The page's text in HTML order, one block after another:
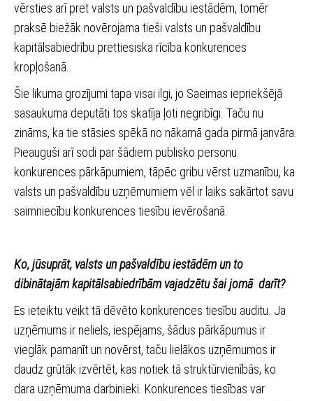
vērsties arī pret valsts un pašvaldību iestādēm, tomēr
praksē biežāk novērojama tieši valsts un pašvaldību
kapitālsabiedrību prettiesiska rīcība konkurences
kropļošanā.
Šie likuma grozījumi tapa visai ilgi, jo Saeimas iepriekšējā
sasaukuma deputāti tos skatīja ļoti negribīgi. Taču nu
zināms, ka tie stāsies spēkā no nākamā gada pirmā janvāra.
Pieauguši arī sodi par šādiem publisko personu
konkurences pārkāpumiem, tāpēc gribu vērst uzmanību, ka
valsts un pašvaldību uzņēmumiem vēl ir laiks sakārtot savu
saimniecību konkurences tiesību ievērošanā.
Ko, jūsuprāt, valsts un pašvaldību iestādēm un to
dibinātajām kapitālsabiedrībām vajadzētu šai jomā darīt?
Es ieteiktu veikt tā dēvēto konkurences tiesību auditu. Ja
uzņēmums ir neliels, iespējams, šādus pārkāpumus ir
vieglāk pamanīt un novērst, taču lielākos uzņēmumos ir
daudz grūtāk izvērtēt, kas notiek tā struktūrvienībās, ko
dara uzņēmuma darbinieki. Konkurences tiesības var